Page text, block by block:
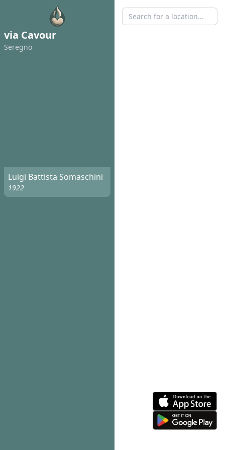
via Cavour
Seregno
Luigi Battista Somaschini
1922